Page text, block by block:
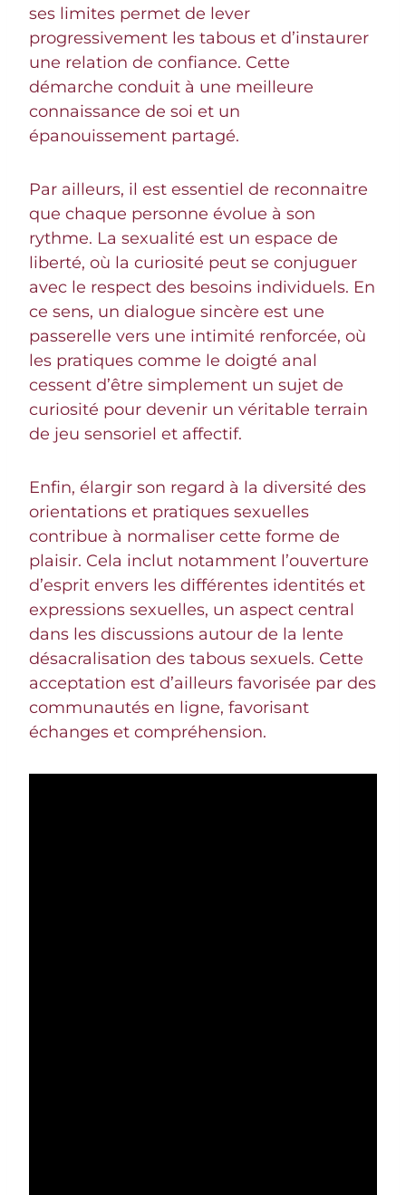
ses limites permet de lever
progressivement les tabous et d’instaurer
une relation de confiance. Cette
démarche conduit à une meilleure
connaissance de soi et un
épanouissement partagé.
Par ailleurs, il est essentiel de reconnaitre
que chaque personne évolue à son
rythme. La sexualité est un espace de
liberté, où la curiosité peut se conjuguer
avec le respect des besoins individuels. En
ce sens, un dialogue sincère est une
passerelle vers une intimité renforcée, où
les pratiques comme le doigté anal
cessent d’être simplement un sujet de
curiosité pour devenir un véritable terrain
de jeu sensoriel et affectif.
Enfin, élargir son regard à la diversité des
orientations et pratiques sexuelles
contribue à normaliser cette forme de
plaisir. Cela inclut notamment l’ouverture
d’esprit envers les différentes identités et
expressions sexuelles, un aspect central
dans les discussions autour de la lente
désacralisation des tabous sexuels. Cette
acceptation est d’ailleurs favorisée par des
communautés en ligne, favorisant
échanges et compréhension.